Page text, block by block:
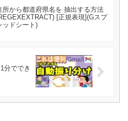
所から都道府県名を 抽出する方法
[正規表現](Gスプ
ッドシート)
分ででき